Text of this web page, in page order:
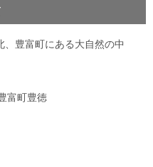
、豊富町にある大自然の中
富町豊徳